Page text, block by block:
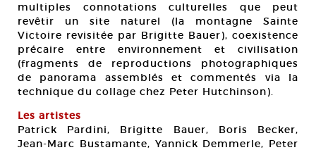
multiples connotations culturelles que peut
revêtir un site naturel (la montagne Sainte
Victoire revisitée par Brigitte Bauer), coexistence
précaire entre environnement et civilisation
(fragments de reproductions photographiques
de panorama assemblés et commentés via la
technique du collage chez Peter Hutchinson).
Les artistes
Patrick Pardini, Brigitte Bauer, Boris Becker,
Jean-Marc Bustamante, Yannick Demmerle, Peter